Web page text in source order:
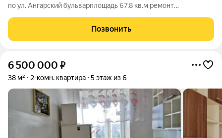
по ул. Ангарский бульварплощадь 67.8 кв.м ремонт
окна ПВХ, выходят на обе стороны дома раздельный санузел,
керамическая плитка в ванной.
Позвонить
6 500 000 ₽
38 м² 2-комн. квартира 5 этаж из 6